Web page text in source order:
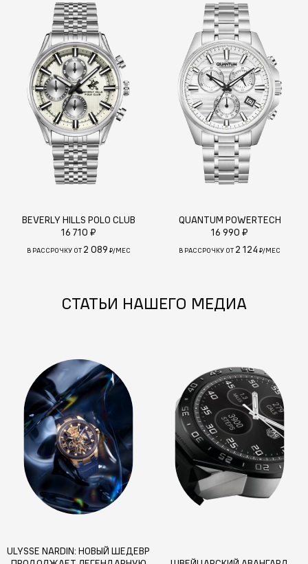
BEVERLY HILLS POLO CLUB
16 710 ₽
В РАССРОЧКУ ОТ 2 089 ₽/МЕС
QUANTUM POWERTECH
16 990 ₽
В РАССРОЧКУ ОТ 2 124 ₽/МЕС
СТАТЬИ НАШЕГО МЕДИА
ULYSSE NARDIN: НОВЫЙ ШЕДЕВР